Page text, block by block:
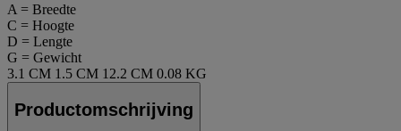
A = Breedte
C = Hoogte
D = Lengte
G = Gewicht
3.1 CM 1.5 CM 12.2 CM 0.08 KG
Productomschrijving